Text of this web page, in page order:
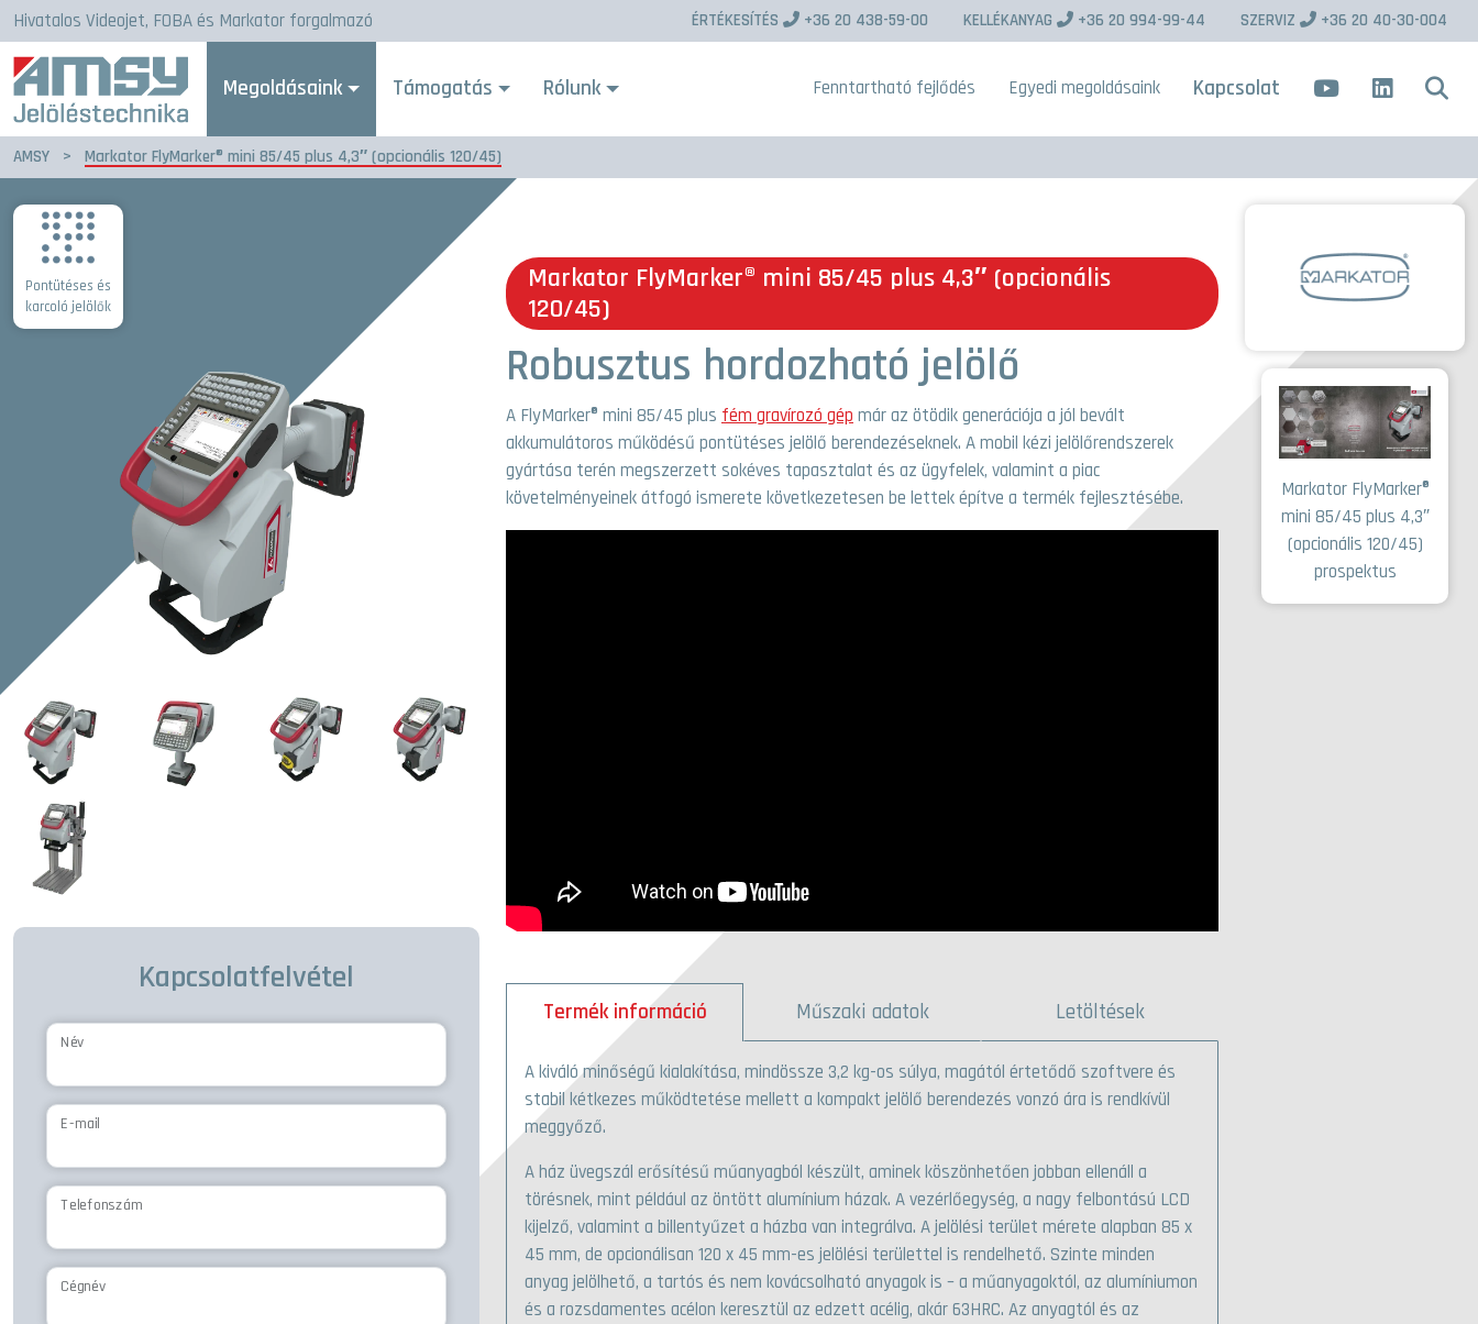
Hivatalos Videojet, FOBA és Markator forgalmazó ÉRTÉKESÍTÉS +36 20 438-59-00 KELLÉKANYAG +36 20 994-99-44 SZERVIZ +36 20 40-30-004
Megoldásaink Támogatás Rólunk Fenntartható fejlődés Egyedi megoldásaink Kapcsolat
AMSY > Markator FlyMarker® mini 85/45 plus 4,3″ (opcionális 120/45)
Pontütéses és
karcoló jelölők
Kapcsolatfelvétel
Név
E-mail
Telefonszám
Cégnév
Markator FlyMarker® mini 85/45 plus 4,3″ (opcionális
120/45)
Robusztus hordozható jelölő
A FlyMarker® mini 85/45 plus fém gravírozó gép már az ötödik generációja a jól bevált
akkumulátoros működésű pontütéses jelölő berendezéseknek. A mobil kézi jelölőrendszerek
gyártása terén megszerzett sokéves tapasztalat és az ügyfelek, valamint a piac
követelményeinek átfogó ismerete következetesen be lettek építve a termék fejlesztésébe.
Termék információ Műszaki adatok Letöltések
A kiváló minőségű kialakítása, mindössze 3,2 kg-os súlya, magától értetődő szoftvere és
stabil kétkezes működtetése mellett a kompakt jelölő berendezés vonzó ára is rendkívül
meggyőző.
A ház üvegszál erősítésű műanyagból készült, aminek köszönhetően jobban ellenáll a
törésnek, mint például az öntött alumínium házak. A vezérlőegység, a nagy felbontású LCD
kijelző, valamint a billentyűzet a házba van integrálva. A jelölési terület mérete alapban 85 x
45 mm, de opcionálisan 120 x 45 mm-es jelölési területtel is rendelhető. Szinte minden
anyag jelölhető, a tartós és nem kovácsolható anyagok is – a műanyagoktól, az alumíniumon
és a rozsdamentes acélon keresztül az edzett acélig, akár 63HRC. Az anyagtól és az
Markator FlyMarker®
mini 85/45 plus 4,3″
(opcionális 120/45)
prospektus